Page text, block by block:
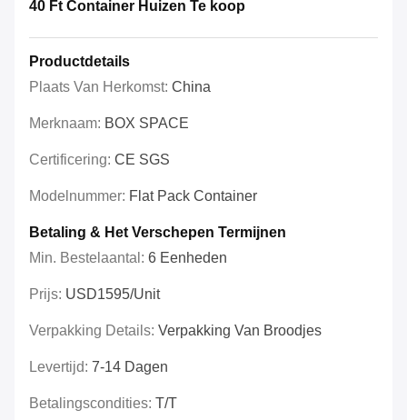
40 Ft Container Huizen Te koop
Productdetails
Plaats Van Herkomst: China
Merknaam: BOX SPACE
Certificering: CE SGS
Modelnummer: Flat Pack Container
Betaling & Het Verschepen Termijnen
Min. Bestelaantal: 6 Eenheden
Prijs: USD1595/unit
Verpakking Details: Verpakking Van Broodjes
Levertijd: 7-14 Dagen
Betalingscondities: T/T